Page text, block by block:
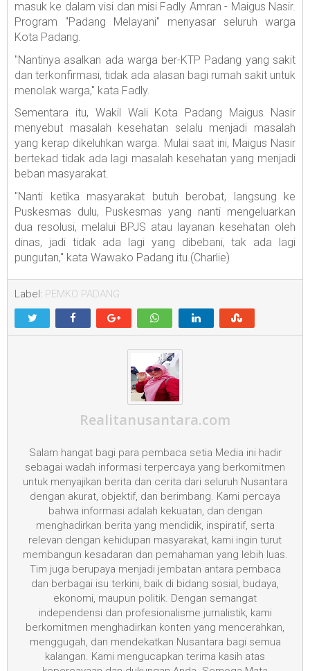
masuk ke dalam visi dan misi Fadly Amran - Maigus Nasir.
Program "Padang Melayani" menyasar seluruh warga
Kota Padang.
"Nantinya asalkan ada warga ber-KTP Padang yang sakit
dan terkonfirmasi, tidak ada alasan bagi rumah sakit untuk
menolak warga," kata Fadly.
Sementara itu, Wakil Wali Kota Padang Maigus Nasir
menyebut masalah kesehatan selalu menjadi masalah
yang kerap dikeluhkan warga. Mulai saat ini, Maigus Nasir
bertekad tidak ada lagi masalah kesehatan yang menjadi
beban masyarakat.
"Nanti ketika masyarakat butuh berobat, langsung ke
Puskesmas dulu, Puskesmas yang nanti mengeluarkan
dua resolusi, melalui BPJS atau layanan kesehatan oleh
dinas, jadi tidak ada lagi yang dibebani, tak ada lagi
pungutan," kata Wawako Padang itu.(Charlie)
Label: PEMKO PADANG
Realitanusantara.com
Salam hangat bagi para pembaca setia Media ini hadir
sebagai wadah informasi terpercaya yang berkomitmen
untuk menyajikan berita dan cerita dari seluruh Nusantara
dengan akurat, objektif, dan berimbang. Kami percaya
bahwa informasi adalah kekuatan, dan dengan
menghadirkan berita yang mendidik, inspiratif, serta
relevan dengan kehidupan masyarakat, kami ingin turut
membangun kesadaran dan pemahaman yang lebih luas.
Tim juga berupaya menjadi jembatan antara pembaca
dan berbagai isu terkini, baik di bidang sosial, budaya,
ekonomi, maupun politik. Dengan semangat
independensi dan profesionalisme jurnalistik, kami
berkomitmen menghadirkan konten yang mencerahkan,
menggugah, dan mendekatkan Nusantara bagi semua
kalangan. Kami mengucapkan terima kasih atas